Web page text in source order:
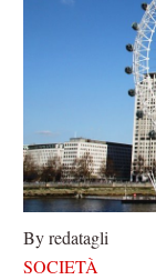
By redatagli
SOCIETÀ